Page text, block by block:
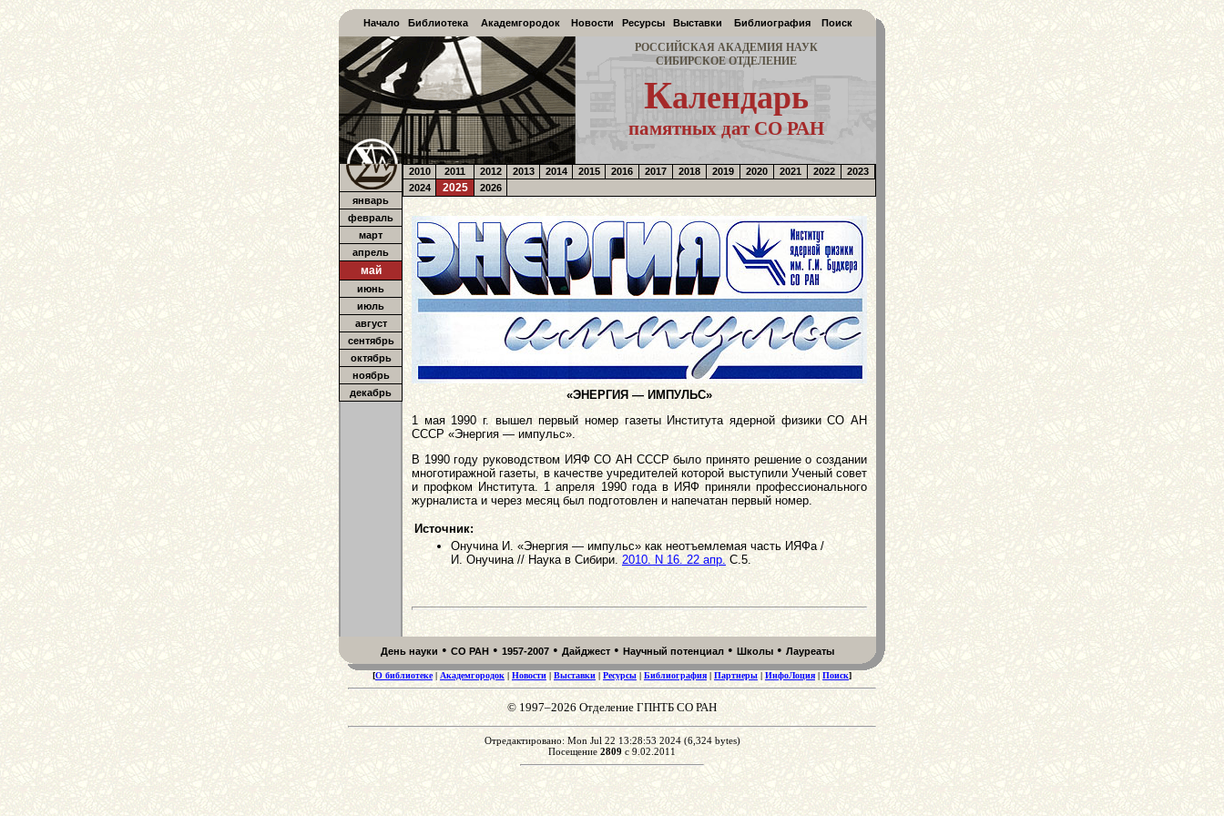
Начало Библиотека Академгородок Новости Ресурсы Выставки Библиография Поиск
РОССИЙСКАЯ АКАДЕМИЯ НАУК
СИБИРСКОЕ ОТДЕЛЕНИЕ
Календарь
памятных дат СО РАН
январь
февраль
март
апрель
май
июнь
июль
август
сентябрь
октябрь
ноябрь
декабрь
2010 2011 2012 2013 2014 2015 2016 2017 2018 2019 2020 2021 2022
2023
2024
2025 2026
«ЭНЕРГИЯ — ИМПУЛЬС»
1 мая 1990 г. вышел первый номер газеты Института ядерной физики СО АН
СССР «Энергия — импульс».
В 1990 году руководством ИЯФ СО АН СССР было принято решение о создании
многотиражной газеты, в качестве учредителей которой выступили Ученый совет
и профком Института. 1 апреля 1990 года в ИЯФ приняли профессионального
журналиста и через месяц был подготовлен и напечатан первый номер.
Источник:
Онучина И. «Энергия — импульс» как неотъемлемая часть ИЯФа /
И. Онучина // Наука в Сибири. 2010. N 16. 22 апр. С.5.
День науки • СО РАН • 1957-2007 • Дайджест • Научный потенциал • Школы • Лауреаты
[О библиотеке| Академгородок | Новости | Выставки | Ресурсы|Библиография | Партнеры| ИнфоЛоция | Поиск]
© 1997–2026 Отделение ГПНТБ СО РАН
Отредактировано: Mon Jul 22 13:28:53 2024 (6,324 bytes)
Посещение 2809с 9.02.2011